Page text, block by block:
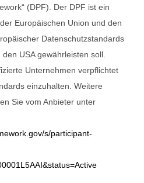
(DPF). Der DPF ist ein
Europäischen Union und den
Datenschutzstandards
USA gewährleisten soll.
Unternehmen verpflichtet
einzuhalten. Weitere
Sie vom Anbieter unter
s/participant-